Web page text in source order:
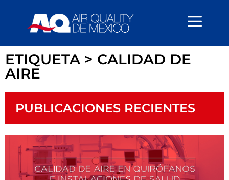
ETIQUETA > CALIDAD DE
AIRE
PUBLICACIONES RECIENTES